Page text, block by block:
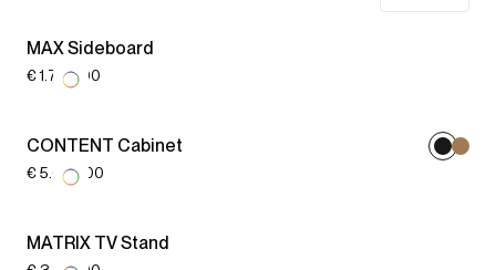
MAX Sideboard
€ 1.779,00
CONTENT Cabinet
€ 5.627,00
MATRIX TV Stand